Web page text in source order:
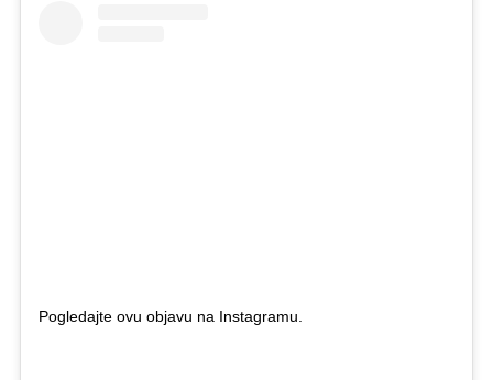
Pogledajte ovu objavu na Instagramu.